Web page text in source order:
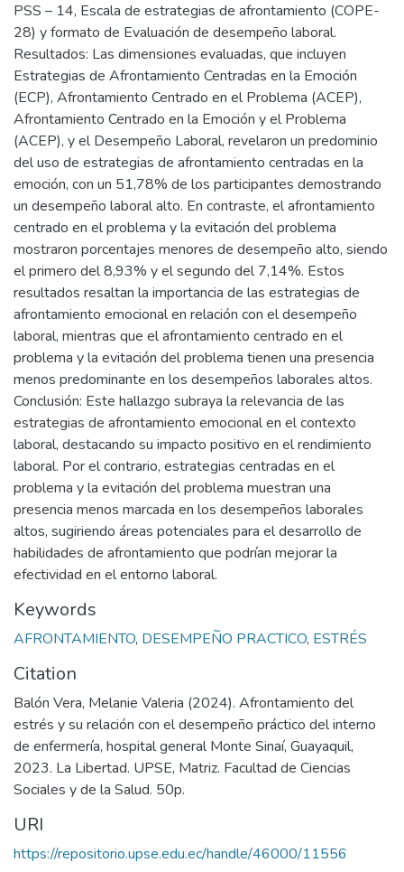
PSS – 14, Escala de estrategias de afrontamiento (COPE-
28) y formato de Evaluación de desempeño laboral.
Resultados: Las dimensiones evaluadas, que incluyen
Estrategias de Afrontamiento Centradas en la Emoción
(ECP), Afrontamiento Centrado en el Problema (ACEP),
Afrontamiento Centrado en la Emoción y el Problema
(ACEP), y el Desempeño Laboral, revelaron un predominio
del uso de estrategias de afrontamiento centradas en la
emoción, con un 51,78% de los participantes demostrando
un desempeño laboral alto. En contraste, el afrontamiento
centrado en el problema y la evitación del problema
mostraron porcentajes menores de desempeño alto, siendo
el primero del 8,93% y el segundo del 7,14%. Estos
resultados resaltan la importancia de las estrategias de
afrontamiento emocional en relación con el desempeño
laboral, mientras que el afrontamiento centrado en el
problema y la evitación del problema tienen una presencia
menos predominante en los desempeños laborales altos.
Conclusión: Este hallazgo subraya la relevancia de las
estrategias de afrontamiento emocional en el contexto
laboral, destacando su impacto positivo en el rendimiento
laboral. Por el contrario, estrategias centradas en el
problema y la evitación del problema muestran una
presencia menos marcada en los desempeños laborales
altos, sugiriendo áreas potenciales para el desarrollo de
habilidades de afrontamiento que podrían mejorar la
efectividad en el entorno laboral.
Keywords
AFRONTAMIENTO, DESEMPEÑO PRACTICO, ESTRÉS
Citation
Balón Vera, Melanie Valeria (2024). Afrontamiento del
estrés y su relación con el desempeño práctico del interno
de enfermería, hospital general Monte Sinaí, Guayaquil,
2023. La Libertad. UPSE, Matriz. Facultad de Ciencias
Sociales y de la Salud. 50p.
URI
https://repositorio.upse.edu.ec/handle/46000/11556